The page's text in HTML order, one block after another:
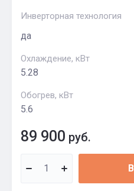
Инверторная технология
да
Охлаждение, кВт
5.28
Обогрев, кВт
5.6
89 900 руб.